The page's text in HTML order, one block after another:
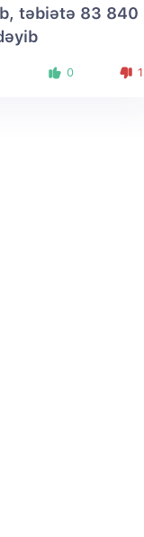
təbiətə 83 840
0 1